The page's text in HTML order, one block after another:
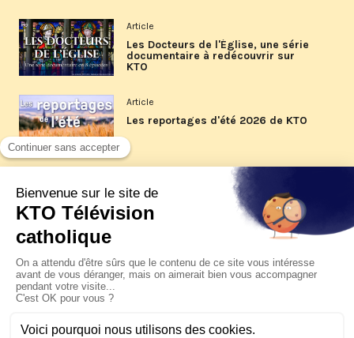
Article
Les Docteurs de l'Église, une série
documentaire à redécouvrir sur
KTO
Article
Les reportages d'été 2026 de KTO
La visite pastorale du pape Léon
XIV à Assise à suivre sur KTO le
jeudi 6 août
Le pape en Uruguay, Argentine et
Pérou du 6 au 17 novembre 2026